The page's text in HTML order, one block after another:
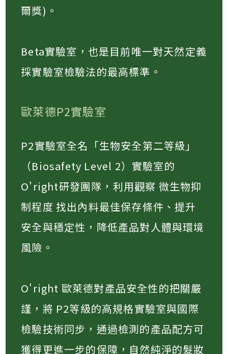
爾獎)。​
Beta實驗室，也是目前唯一對天然定義
採實驗室檢驗法的最高標準。​
歐萊德P2實驗室
P2實驗室全名「生物安全第二等級」
（Biosafety Level 2）實驗室的
O'right研發團隊，利用觀察 微生物抑
制程度 找出內料最佳保存條件、提升
安全與穩定性，降低產品對人體與環境
風險​。
O'right 歐萊德對產品安全性的把關嚴
謹，將 P2等級的高規格實驗室與國際
檢驗技術同步，通過檢測的產品配方可
獲得更進一步的保障，自然純淨的髮妝